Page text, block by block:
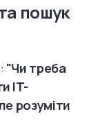
пошук
"Чи треба
IT-
розуміти